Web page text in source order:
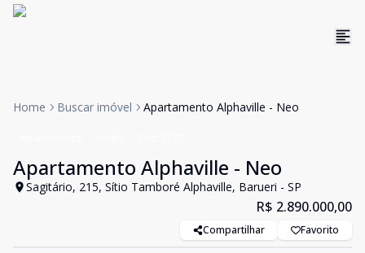
Home Buscar imóvel Apartamento Alphaville - Neo
Apartamento Alphaville - Neo
Sagitário, 215, Sítio Tamboré Alphaville, Barueri - SP
R$ 2.890.000,00
Compartilhar Favorito